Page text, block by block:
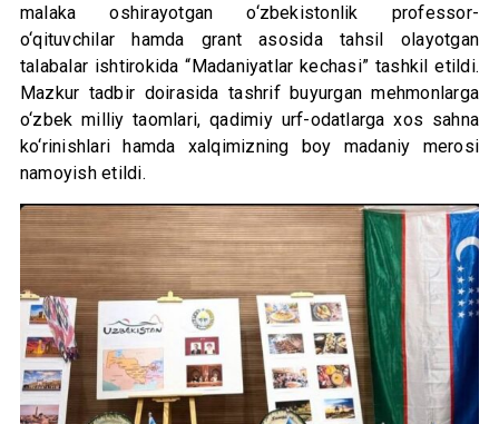
malaka oshirayotgan o‘zbekistonlik professor-
o‘qituvchilar hamda grant asosida tahsil olayotgan
talabalar ishtirokida “Madaniyatlar kechasi” tashkil etildi.
Mazkur tadbir doirasida tashrif buyurgan mehmonlarga
o‘zbek milliy taomlari, qadimiy urf-odatlarga xos sahna
ko‘rinishlari hamda xalqimizning boy madaniy merosi
namoyish etildi.